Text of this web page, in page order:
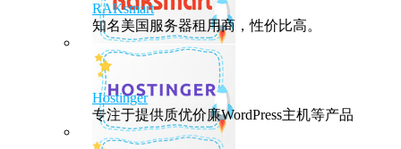
RAKsmart
知名美国服务器租用商，性价比高。
Hostinger
专注于提供质优价廉WordPress主机等产品